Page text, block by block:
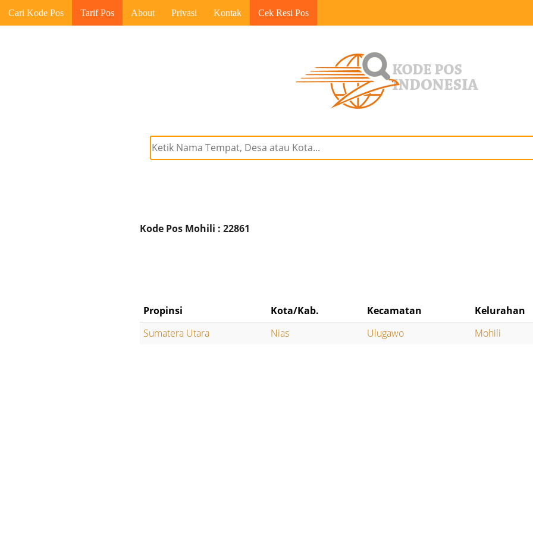
Cari Kode Pos Tarif Pos About Privasi Kontak Cek Resi Pos
Kode Pos Mohili : 22861
Propinsi Kota/Kab. Kecamatan
Kelurahan
Sumatera Utara
Nias Ulugawo Mohili